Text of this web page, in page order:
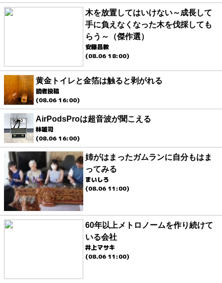
木を放置してはいけない～成長して
手に負えなくなった木を伐採しても
らう～（傑作選）
安藤昌教
(08.06 18:00)
黄金トイレと金箔は触ると剥がれる
読者投稿
(08.06 16:00)
AirPodsProは超音波が聞こえる
林雄司
(08.06 16:00)
姉がはまったガムランに自分もはま
ってみる
まいしろ
(08.06 11:00)
60年以上メトロノームを作り続けて
いる会社
井上マサキ
(08.06 11:00)